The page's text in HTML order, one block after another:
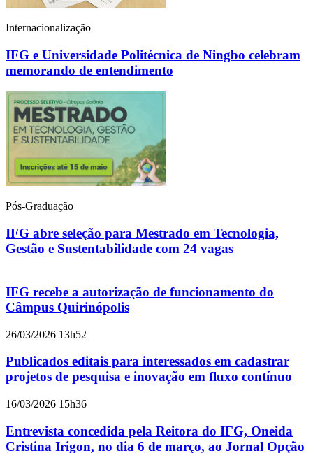
Internacionalização
IFG e Universidade Politécnica de Ningbo celebram
memorando de entendimento
Pós-Graduação
IFG abre seleção para Mestrado em Tecnologia,
Gestão e Sustentabilidade com 24 vagas
IFG recebe a autorização de funcionamento do
Câmpus Quirinópolis
26/03/2026 13h52
Publicados editais para interessados em cadastrar
projetos de pesquisa e inovação em fluxo contínuo
16/03/2026 15h36
Entrevista concedida pela Reitora do IFG, Oneida
Cristina Irigon, no dia 6 de março, ao Jornal Opção